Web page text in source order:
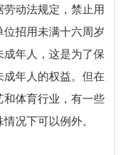
劳动法规定，禁止用
位招用未满十六周岁
成年人，这是为了保
成年人的权益。但在
和体育行业，有一些
况下可以例外。